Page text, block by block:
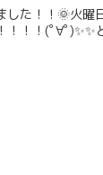
した！！🌞火
！！！(ﾟ∀ﾟ